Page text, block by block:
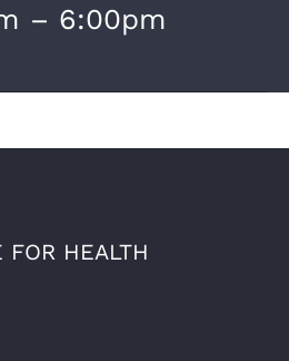
– 6:00pm
FOR HEALTH